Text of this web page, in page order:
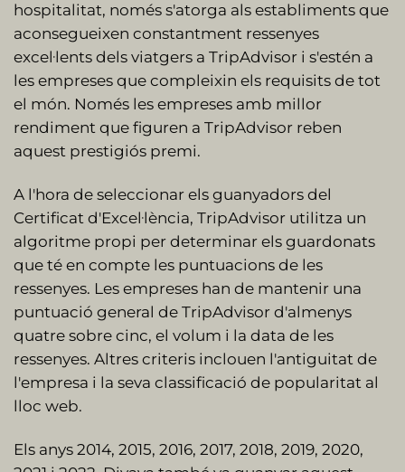
hospitalitat, només s'atorga als establiments que
aconsegueixen constantment ressenyes
excel·lents dels viatgers a TripAdvisor i s'estén a
les empreses que compleixin els requisits de tot
el món. Només les empreses amb millor
rendiment que figuren a TripAdvisor reben
aquest prestigiós premi.
A l'hora de seleccionar els guanyadors del
Certificat d'Excel·lència, TripAdvisor utilitza un
algoritme propi per determinar els guardonats
que té en compte les puntuacions de les
ressenyes. Les empreses han de mantenir una
puntuació general de TripAdvisor d'almenys
quatre sobre cinc, el volum i la data de les
ressenyes. Altres criteris inclouen l'antiguitat de
l'empresa i la seva classificació de popularitat al
lloc web.
Els anys 2014, 2015, 2016, 2017, 2018, 2019, 2020,